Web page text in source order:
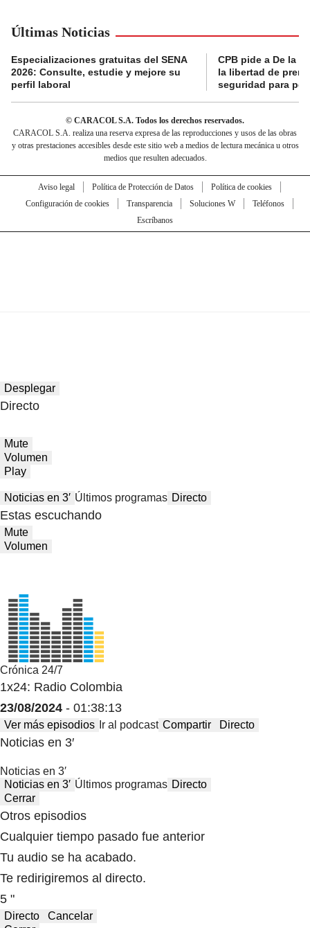
Últimas Noticias
Especializaciones gratuitas del SENA
2026: Consulte, estudie y mejore su
perfil laboral
CPB pide a De la
la libertad de
seguridad para
© CARACOL S.A. Todos los derechos reservados.
CARACOL S.A. realiza una reserva expresa de las reproducciones y usos de las obras
y otras prestaciones accesibles desde este sitio web a medios de lectura mecánica u otros
medios que resulten adecuados.
Aviso legal Política de Protección de Datos
Política de cookies
Configuración de cookies
Transparencia Soluciones W
Teléfonos
Escríbanos
Desplegar
Directo
Mute
Volumen
Play
Noticias en 3′ Últimos programas Directo
Estas escuchando
Mute
Volumen
Crónica 24/7
1x24: Radio Colombia
23/08/2024 - 01:38:13
Ver más episodios Ir al podcast Compartir Directo
Noticias en 3′
Noticias en 3′
Noticias en 3′ Últimos programas Directo
Cerrar
Otros episodios
Cualquier tiempo pasado fue anterior
Tu audio se ha acabado.
Te redirigiremos al directo.
5 "
Directo
Cancelar